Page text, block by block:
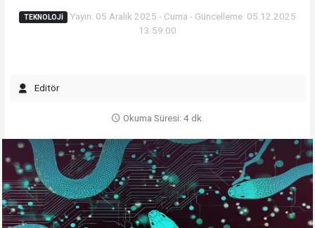
TEKNOLOJI
Yayın: 05 Aralık 2025 - Cuma - Güncelleme: 05.12.2025
13:59:00
Editör
Okuma Süresi: 4 dk.